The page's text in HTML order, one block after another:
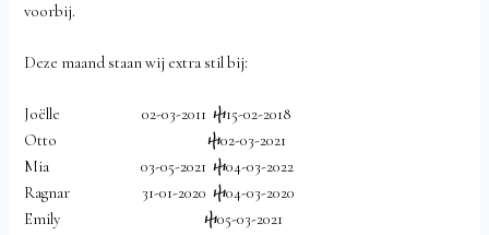
voorbij.
Deze maand staan wij extra stil bij:
Joëlle 02-03-2011 ⴕ15-02-2018
Otto ⴕ02-03-2021
Mia 03-05-2021 ⴕ04-03-2022
Ragnar 31-01-2020 ⴕ04-03-2020
Emily ⴕ05-03-2021